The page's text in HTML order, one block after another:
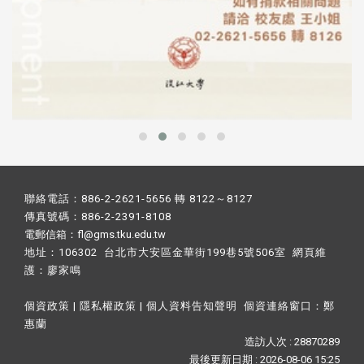
聯絡電話：886-2-2621-5656 轉 8122～8127
傳真號碼：886-2-2391-8108
電郵信箱：fl@gms.tku.edu.tw
地址：106302 台北市大安區金華街199巷5號506室 網頁維
護： 廖家鳴​
個資政策 | 隱私權政策 | 個人資料告知聲明 個資連絡窗口： 鄭
惠蘭
造訪人次 : 28870289
最後更新日期 :2026-08-06 15:25